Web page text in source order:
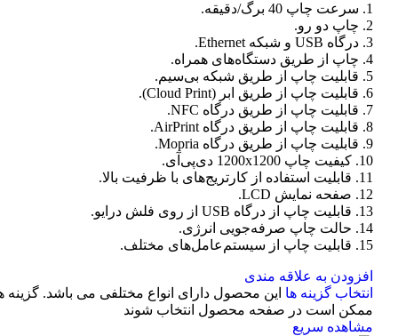
1. سرعت چاپ 40 برگ/دقیقه.
2. چاپ دو رو.
3. درگاه USB و شبکه Ethernet.
4. چاپ از طریق دستگاه‌های همراه.
5. قابلیت چاپ از طریق شبکه بی‌سیم.
6. قابلیت چاپ از طریق ابر (Cloud Print).
7. قابلیت چاپ از طریق درگاه NFC.
8. قابلیت چاپ از طریق درگاه AirPrint.
9. قابلیت چاپ از طریق درگاه Mopria.
10. کیفیت چاپ 1200x1200 دی‌پی‌آی.
11. قابلیت استفاده از کارتریج‌های با ظرفیت بالا.
12. صفحه نمایش LCD.
13. قابلیت چاپ از درگاه USB از روی فلش درایو.
14. حالت چاپ صرفه‌جویی انرژی.
15. قابلیت چاپ از سیستم‌عامل‌های مختلف.
افزودن به علاقه مندی
انتخاب گزینه ها این محصول دارای انواع مختلفی می باشد. گزینه
ممکن است در صفحه محصول انتخاب شوند
مشاهده سریع